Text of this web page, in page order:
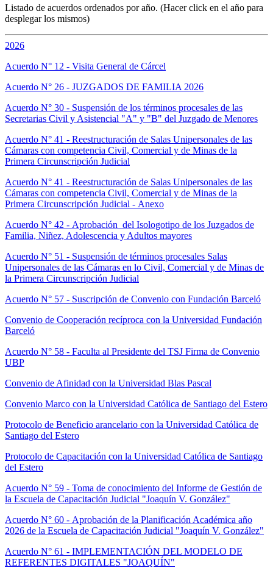
Listado de acuerdos ordenados por año. (Hacer click en el año para
desplegar los mismos)
2026
Acuerdo N° 12 - Visita General de Cárcel
Acuerdo N° 26 - JUZGADOS DE FAMILIA 2026
Acuerdo N° 30 - Suspensión de los términos procesales de las
Secretarias Civil y Asistencial "A" y "B" del Juzgado de Menores
Acuerdo N° 41 - Reestructuración de Salas Unipersonales de las
Cámaras con competencia Civil, Comercial y de Minas de la
Primera Circunscripción Judicial
Acuerdo N° 41 - Reestructuración de Salas Unipersonales de las
Cámaras con competencia Civil, Comercial y de Minas de la
Primera Circunscripción Judicial - Anexo
Acuerdo N° 42 - Aprobación del Isologotipo de los Juzgados de
Familia, Niñez, Adolescencia y Adultos mayores
Acuerdo N° 51 - Suspensión de términos procesales Salas
Unipersonales de las Cámaras en lo Civil, Comercial y de Minas de
la Primera Circunscripción Judicial
Acuerdo N° 57 - Suscripción de Convenio con Fundación Barceló
Convenio de Cooperación recíproca con la Universidad Fundación
Barceló
Acuerdo N° 58 - Faculta al Presidente del TSJ Firma de Convenio
UBP
Convenio de Afinidad con la Universidad Blas Pascal
Convenio Marco con la Universidad Católica de Santiago del Estero
Protocolo de Beneficio arancelario con la Universidad Católica de
Santiago del Estero
Protocolo de Capacitación con la Universidad Católica de Santiago
del Estero
Acuerdo N° 59 - Toma de conocimiento del Informe de Gestión de
la Escuela de Capacitación Judicial "Joaquín V. González"
Acuerdo N° 60 - Aprobación de la Planificación Académica año
2026 de la Escuela de Capacitación Judicial "Joaquín V. González"
Acuerdo N° 61 - IMPLEMENTACIÓN DEL MODELO DE
REFERENTES DIGITALES "JOAQUÍN"